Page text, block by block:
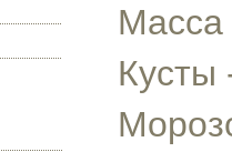
Масса
Кусты